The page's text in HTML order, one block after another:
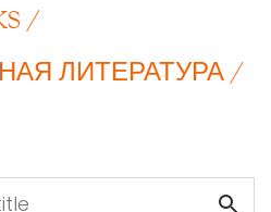
/
ЛИТЕРАТУРА /